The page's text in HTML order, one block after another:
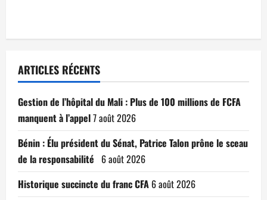
ARTICLES RÉCENTS
Gestion de l’hôpital du Mali : Plus de 100 millions de FCFA
manquent à l’appel7 août 2026
Bénin : Élu président du Sénat, Patrice Talon prône le sceau
de la responsabilité 6 août 2026
Historique succincte du franc CFA 6 août 2026